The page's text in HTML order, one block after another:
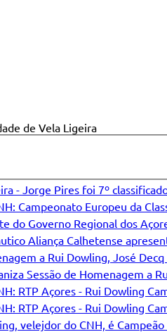
de Vela Ligeira
- Jorge Pires foi 7º
Campeonato Europeu da
do Governo Regional dos
Aliança Calhetense
a Rui Dowling, José
Sessão de Homenagem a
RTP Açores - Rui Dowling
RTP Açores - Rui Dowling
velejdor do CNH, é